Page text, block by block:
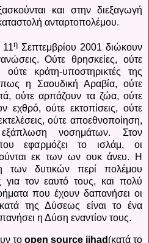
και στην διεξαγωγή
ανταρτοπολέμου.
11η Σεπτεμβρίου 2001 διώκουν
Ούτε θρησκείες, ούτε
κράτη-υποστηρικτές της
η Σαουδική Αραβία, ούτε
ούτε αρπάζουν τα ζώα, ούτε
εχθρό, ούτε εκτοπίσεις, ούτε
ούτε αποεθνοποίηση,
νοσημάτων. Στον
εφαρμόζει το ισλάμ, οι
εκ των ων ουκ άνευ. Η
των δυτικών περί πολέμου
για τον εαυτό τους, και πολύ
που έχουν δαπανήσει οι
της Δύσεως είναι το ένα
η Δύση εναντίον τους.
το open source jihad (κατά το